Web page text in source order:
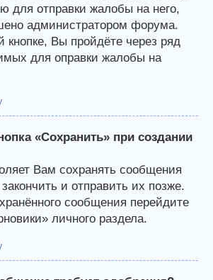
для отправки жалобы на него,
администратором форума.
кнопке, Вы пройдёте через ряд
для оправки жалобы на
«Сохранить» при создании
Вам сохранять сообщения
и отправить их позже.
сообщения перейдите
личного раздела.